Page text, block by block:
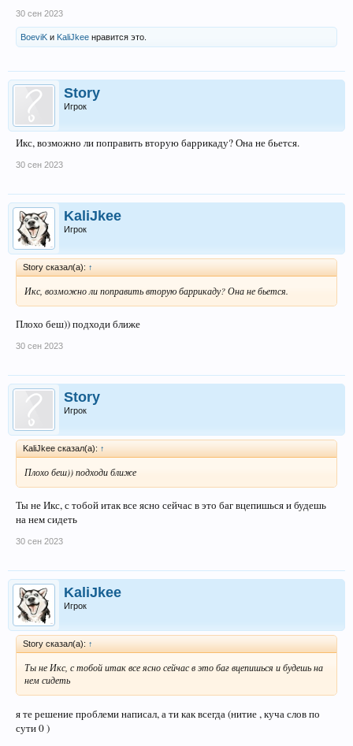
30 сен 2023
BoeviK и KaliJkee нравится это.
Story
Игрок
Икс, возможно ли поправить вторую баррикаду? Она не бьется.
30 сен 2023
KaliJkee
Игрок
Story сказал(а): ↑
Икс, возможно ли поправить вторую баррикаду? Она не бьется.
Плохо беш)) подходи ближе
30 сен 2023
Story
Игрок
KaliJkee сказал(а): ↑
Плохо беш)) подходи ближе
Ты не Икс, с тобой итак все ясно сейчас в это баг вцепишься и будешь
на нем сидеть
30 сен 2023
KaliJkee
Игрок
Story сказал(а): ↑
Ты не Икс, с тобой итак все ясно сейчас в это баг вцепишься и будешь на
нем сидеть
я те решение проблеми написал, а ти как всегда (нитие , куча слов по
сути 0 )